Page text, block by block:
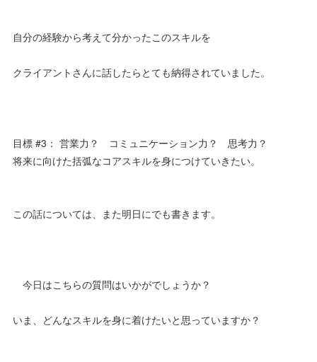
自分の経験から考えて分かったこのスキルを
クライアントさんに話したらとても納得されていました。
目標 #3： 営業力？ コミュニケーション力？ 思考力？
将来に向けた括弧なコアスキルを身につけていきたい。
この話については、また明日にでも書きます。
今日はこちらの質問はいかがでしょうか？
いま、どんなスキルを身に着けたいと思っていますか？